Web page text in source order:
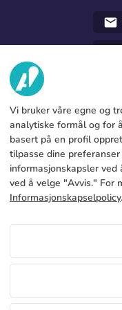
Priser
Hvis du vil vite priser på
Vis
email
OM OSS
Fabrikk
Kontakt oss
Blog
TJENESTER
Betalingsmetoder
Produksjon og levering
FAQs
JURIDISK
Juridisk merknad
Generelle vilkår og
Retningslinjer for
Personvernregler
Vi bruker våre egne og
analytiske formål og for
basert på en profil
tilpasse dine
informasjonskapsler
ved å velge "Avvis." For
Informasjonskapselpolicy.